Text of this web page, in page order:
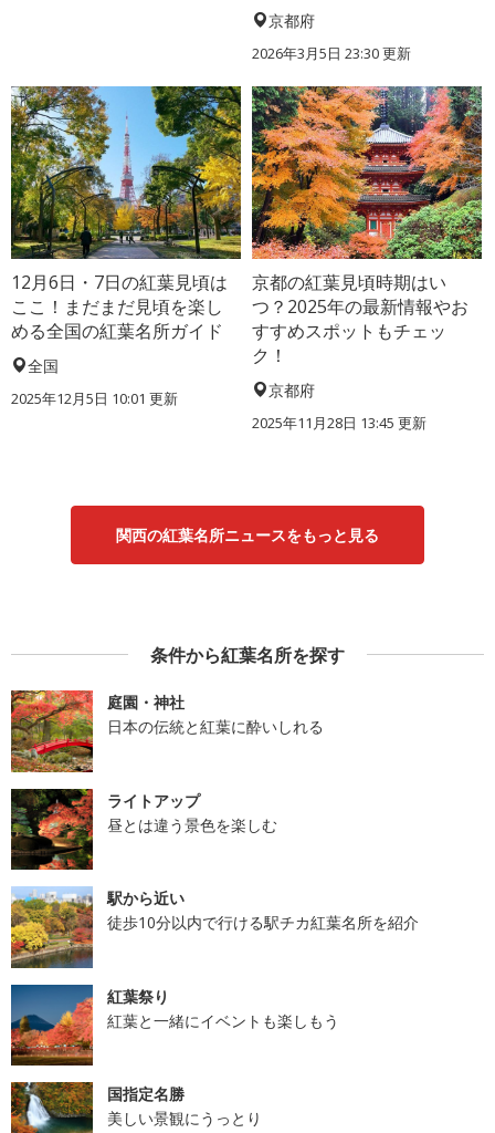
京都府
2026年3月5日 23:30 更新
12月6日・7日の紅葉見頃は
ここ！まだまだ見頃を楽し
める全国の紅葉名所ガイド
全国
2025年12月5日 10:01 更新
京都の紅葉見頃時期はい
つ？2025年の最新情報やお
すすめスポットもチェッ
ク！
京都府
2025年11月28日 13:45 更新
関西の紅葉名所ニュースをもっと見る
条件から紅葉名所を探す
庭園・神社
日本の伝統と紅葉に酔いしれる
ライトアップ
昼とは違う景色を楽しむ
駅から近い
徒歩10分以内で行ける駅チカ紅葉名所を紹介
紅葉祭り
紅葉と一緒にイベントも楽しもう
国指定名勝
美しい景観にうっとり